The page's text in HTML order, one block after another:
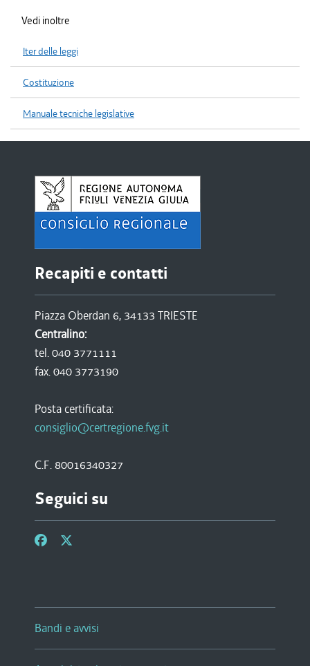
Vedi inoltre
Iter delle leggi
Costituzione
Manuale tecniche legislative
Recapiti e contatti
Piazza Oberdan 6, 34133 TRIESTE
Centralino:
tel. 040 3771111
fax. 040 3773190
Posta certificata:
consiglio@certregione.fvg.it
C.F. 80016340327
Seguici su
Bandi e avvisi